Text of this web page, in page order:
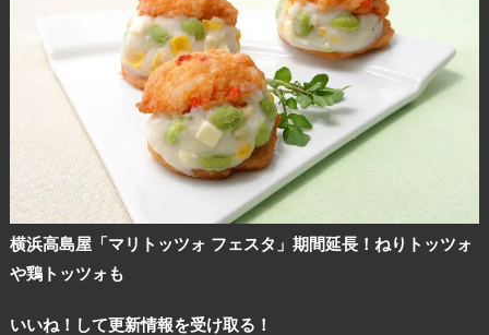
横浜高島屋「マリトッツォ フェスタ」期間延長！ねりトッツォ
や鶏トッツォも
いいね！して更新情報を受け取る！